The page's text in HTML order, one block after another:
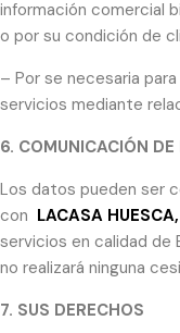
información comercial
o por su condición de
– Por se necesaria
servicios mediante
6. COMUNICACIÓN
Los datos pueden ser
con LACASA
servicios en calidad de
no realizará ninguna
7. SUS DERECHOS